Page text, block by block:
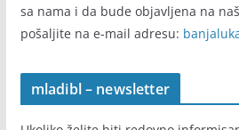
sa nama i da bude objavljena na
pošaljite na e-mail adresu:
mladibl – newsletter